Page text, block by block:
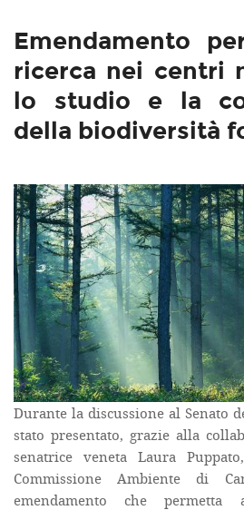
Emendamento
ricerca nei centri
lo studio e la
della biodiversità
Durante la discussione al Senato
stato presentato, grazie alla
senatrice veneta Laura
Commissione Ambiente di
emendamento che